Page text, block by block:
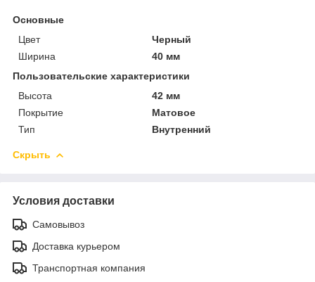
Основные
Цвет
Черный
Ширина
40 мм
Пользовательские характеристики
Высота
42 мм
Покрытие
Матовое
Тип
Внутренний
Скрыть
Условия доставки
Самовывоз
Доставка курьером
Транспортная компания